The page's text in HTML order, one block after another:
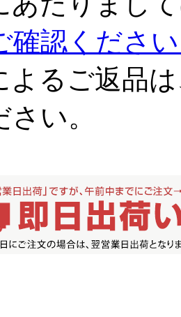
確認くださ
よるご返品
い。